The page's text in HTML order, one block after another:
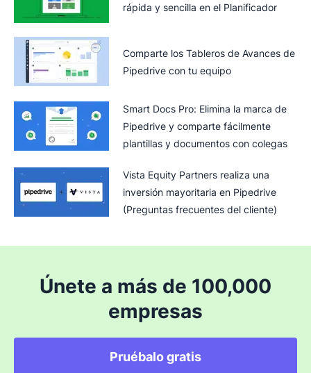
rápida y sencilla en el Planificador
Comparte los Tableros de Avances de
Pipedrive con tu equipo
Smart Docs Pro: Elimina la marca de
Pipedrive y comparte fácilmente
plantillas y documentos con colegas
Vista Equity Partners realiza una
inversión mayoritaria en Pipedrive
(Preguntas frecuentes del cliente)
Únete a más de 100,000
empresas
Pruébalo gratis